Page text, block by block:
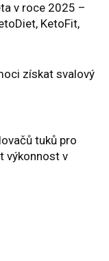
v roce 2025 –
KetoFit,
získat svalový
tuků pro
výkonnost v